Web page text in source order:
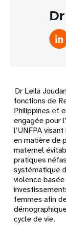
Dr Leila
fonctions de
Philippines et
engagée pour
l’UNFPA
en matière de
maternel
pratiques
systématique
violence
femmes afin
cycle de vie.